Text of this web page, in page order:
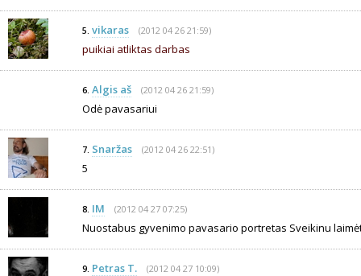
5. vikaras (2012 04 26 21:59)
puikiai atliktas darbas
6. Algis aš (2012 04 26 21:59)
Odė pavasariui
7. Snaržas (2012 04 26 22:51)
5
8. IM (2012 04 27 07:25)
Nuostabus gyvenimo pavasario portretas Sveikinu
9. Petras T. (2012 04 27 10:09)